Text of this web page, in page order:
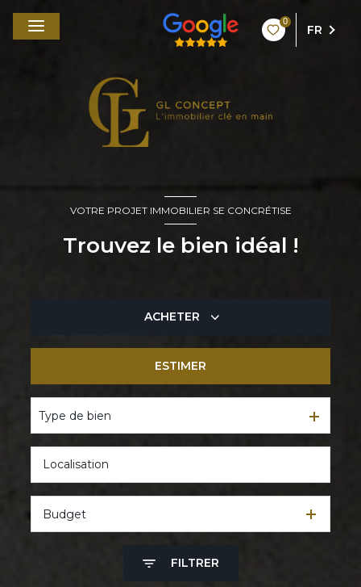
0
FR
VOTRE PROJET IMMOBILIER SE CONCRÉTISE
Trouvez le bien idéal !
ACHETER
ESTIMER
Type de bien
Budget
FILTRER